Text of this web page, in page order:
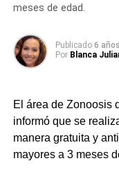
meses de edad.
Publicado 6 años
Por Blanca
El área de Zonoosis
informó que se
manera gratuita y
mayores a 3 meses